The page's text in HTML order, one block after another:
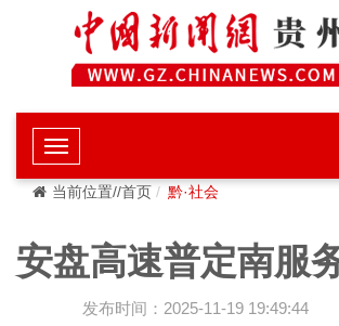
当前位置//首页 黔·社会
安盘高速普定南服
发布时间：2025-11-19 19:49:44